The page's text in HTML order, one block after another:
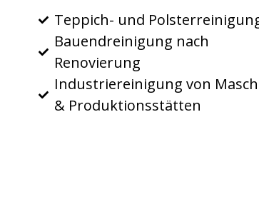
Teppich- und
Bauendreinigung nach
Renovierung
Industriereinigung von
& Produktionsstätten